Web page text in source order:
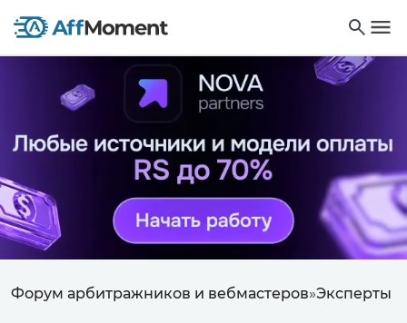
Форум арбитражников и вебмастеров»Эксперты